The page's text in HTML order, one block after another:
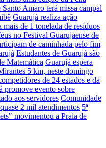
Santo Amaro terá missa campal
Guarujá realiza ação
de 1 tonelada de resíduos
no Festival Guarujaense de
de caminhada pelo fim
Estudantes de Guarujá são
Matemática Guarujá espera
5 km, neste domingo
de 24 estados e da
promove evento sobre
aos servidores Comunidade
2 mil atendimentos 5ª
movimentou a Praia de